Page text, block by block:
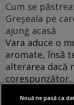
Cum se
Greșeala pe
ajung acasă
Vara aduce o
aromate, însă
alterarea dacă
corespunzător.
Nouă ne pasă ca